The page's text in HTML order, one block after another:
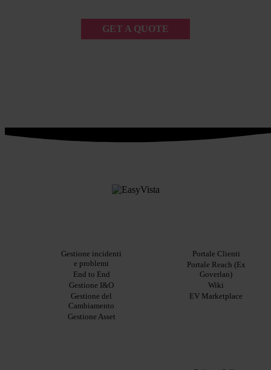
GET A QUOTE
Caratteristiche
principali
Benefici
principali
Integrazioni
Gestione incidenti
e problemi
End to End
Gestione I&O
Gestione del
Cambiamento
Gestione Asset
Ebook
Whitepaper
Study
Portale Clienti
Portale Reach (Ex
Goverlan)
Wiki
EV Marketplace